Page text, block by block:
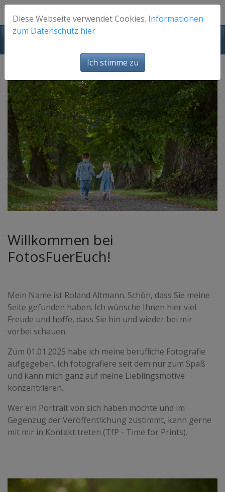
Willkommen bei
FotosFuerEuch!
Mein Name ist Roland Altmann. Schön, dass Sie meine
Seite gefunden haben. Ich wünsche Ihnen hier viel
Freude und hoffe, dass Sie hin und wieder bei mir
vorbei schauen.
Zum 01.01.2025 habe ich meine berufliche Fotografie
aufgegeben. Ich fotografiere seit dem nur zum Spaß
und kann mich ganz auf meine Lieblingsmotive
konzentrieren.
Wer ein Portrait von sich haben möchte und im
Gegenzug der Veröffentlichung zustimmt, kann gerne
mit mir in Kontakt treten (TfP - Time for Prints).
Diese Webseite verwendet Cookies. Informationen
zum Datenschutz hier
Ich stimme zu